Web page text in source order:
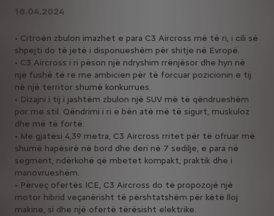
18.04.2024
• Citroën zbulon imazhet e para C3 Aircross më të ri, i cili së
shpejti do të jetë i disponueshëm për shitje në Evropë.
• C3 Aircross i ri pëson një ndryshim rrënjësor dhe hyn në
një fushë të re me ambicien për të forcuar pozicionin e tij
në një territor shumë konkurrues.
• Dizajni i tij i jashtëm zbulon një SUV më të qëndrueshëm
por me stil. Qëndrimi i ri e bën atë më të sigurt, muskuloz
dhe më të fortë.
• Me gjatësi 4,39 metra, C3 Aircross rritet për të ofruar më
shumë hapësirë ​​në bord dhe deri në 7 sedilje, e para në
segment, ndërkohë që mbetet kompakt, praktik dhe i
manovrueshëm.
• Përveç ofertës ICE, C3 Aircross do të propozojë një
motor hibrid veçanërisht të përshtatshëm për këtë lloj
makine, si dhe një ofertë tërësisht elektrike.